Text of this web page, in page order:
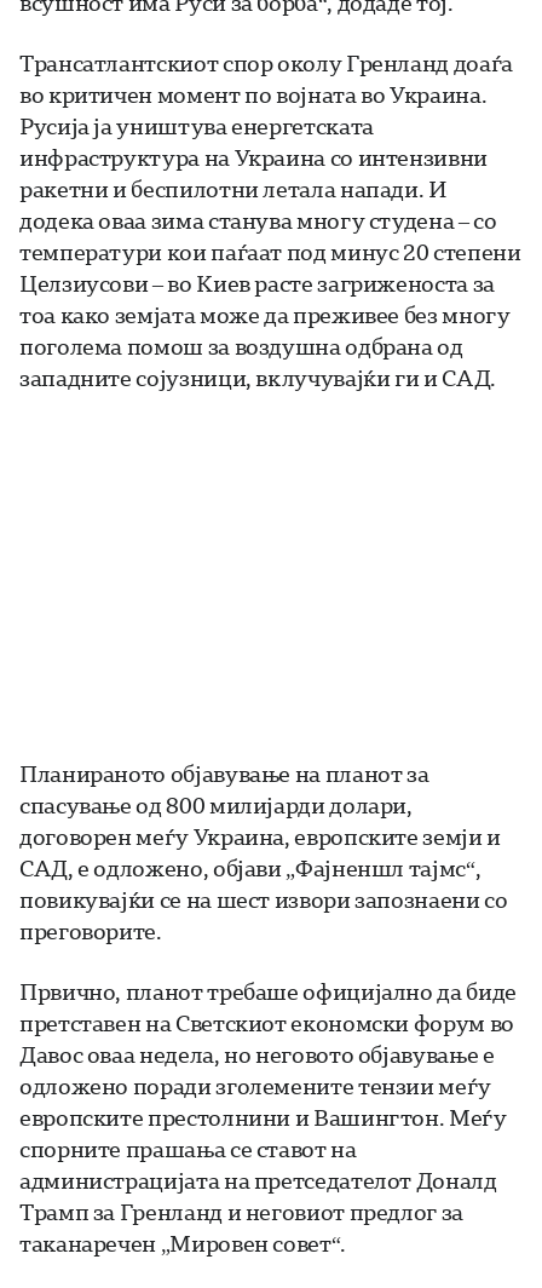
Трансатлантскиот спор околу Гренланд доаѓа
во критичен момент по војната во Украина.
Русија ја уништува енергетската
инфраструктура на Украина со интензивни
ракетни и беспилотни летала напади. И
додека оваа зима станува многу студена – со
температури кои паѓаат под минус 20 степени
Целзиусови – во Киев расте загриженоста за
тоа како земјата може да преживее без многу
поголема помош за воздушна одбрана од
западните сојузници, вклучувајќи ги и САД.
Планираното објавување на планот за
спасување од 800 милијарди долари,
договорен меѓу Украина, европските земји и
САД, е одложено, објави „Фајненшл тајмс“,
повикувајќи се на шест извори запознаени со
преговорите.
Првично, планот требаше официјално да биде
претставен на Светскиот економски форум во
Давос оваа недела, но неговото објавување е
одложено поради зголемените тензии меѓу
европските престолнини и Вашингтон. Меѓу
спорните прашања се ставот на
администрацијата на претседателот Доналд
Трамп за Гренланд и неговиот предлог за
таканаречен „Мировен совет“.